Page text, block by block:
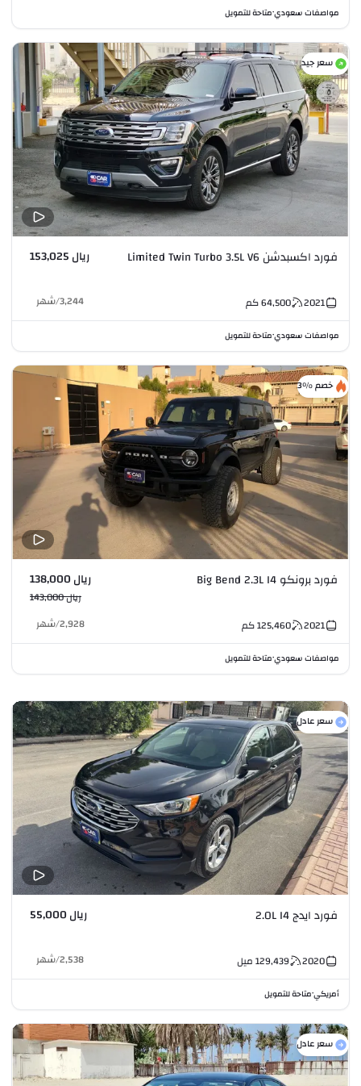
مواصفات سعودي•متاحة للتمويل
سعر جيد
فورد اكسبدشن Limited Twin Turbo 3.5L V6 ريال 153,025
2021
64,500كم 3,244
/شهر
مواصفات سعودي•متاحة للتمويل
خصم %3
فورد برونكو Big Bend 2.3L I4 ريال 138,000
ريال 143,000
2021
125,460كم 2,928
/شهر
مواصفات سعودي•متاحة للتمويل
سعر عادل
فورد ايدج 2.0L I4 ريال 55,000
2020
129,439 ميل 2,538
/شهر
أمريكي•متاحة للتمويل
سعر عادل